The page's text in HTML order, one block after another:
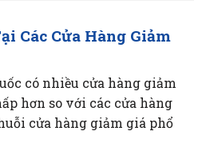
Các Cửa Hàng Giảm
có nhiều cửa hàng giảm
hơn so với các cửa hàng
cửa hàng giảm giá phổ